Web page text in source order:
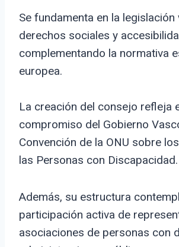
Se fundamenta en la
derechos sociales y
complementando la normativa
europea.
La creación del consejo refleja
compromiso del Gobierno
Convención de la ONU sobre
las Personas con Discapacidad.
Además, su estructura
participación activa de
asociaciones de personas con